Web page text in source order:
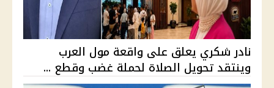
نادر شكري يعلق على واقعة مول العرب
وينتقد تحويل الصلاة لحملة غضب وقطع ...